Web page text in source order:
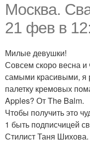
Москва.
21 фев в
Милые девушки!
Совсем скоро весна
самыми красивыми, я
палетку кремовых
Apples? От The Balm.
Чтобы получить это
1 быть подписчицей
Стилист Таня Шихова.